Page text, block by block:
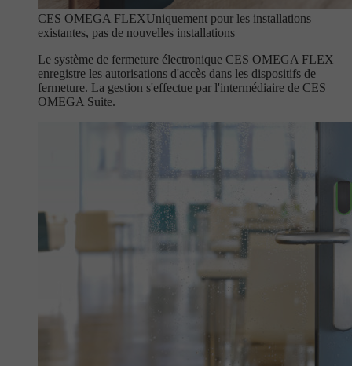
CES OMEGA FLEXUniquement pour les installations
existantes, pas de nouvelles installations
Le système de fermeture électronique CES OMEGA FLEX
enregistre les autorisations d'accès dans les dispositifs de
fermeture. La gestion s'effectue par l'intermédiaire de CES
OMEGA Suite.